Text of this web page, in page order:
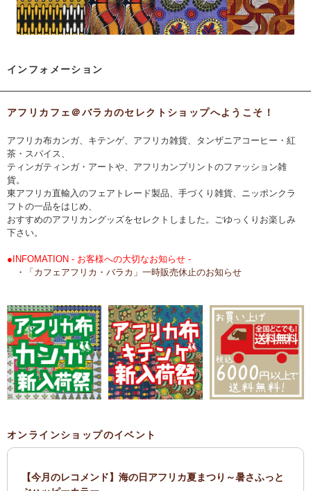
インフォメーション
アフリカフェ＠バラカのセレクトショップへようこそ！
アフリカ布カンガ、キテンゲ、アフリカ雑貨、タンザニアコーヒー・紅
茶・スパイス、
ティンガティンガ・アートや、アフリカンプリントのファッション雑
貨。
東アフリカ直輸入のフェアトレード製品、手づくり雑貨、ニッポンクラ
フトの一品をはじめ、
おすすめのアフリカングッズをセレクトしました。ごゆっくりお楽しみ
下さい。
●INFOMATION - お客様への大切なお知らせ -
・「カフェアフリカ・バラカ」一時販売休止のお知らせ
オンラインショップのイベント
【今月のレコメンド】海の日アフリカ夏まつり～暑さふっと